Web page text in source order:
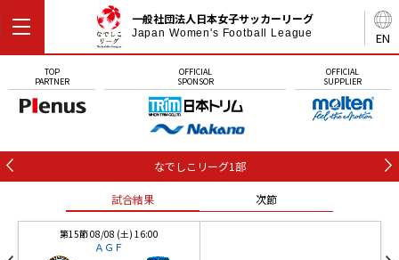
EN
一般社団法人日本女子サッカーリーグ
Japan Women's Football League
TOP
PARTNER
OFFICIAL
SPONSOR
OFFICIAL
SUPPLIER
なでしこリーグ1部
試合結果 次節
第15節 08/08 (土) 16:00
ＡＧＦ